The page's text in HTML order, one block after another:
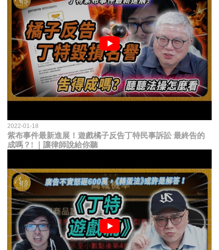
2022-01-18
紫布事件最新進展！遊戲橘子反告丁特民事訴訟 最終告的
成嗎？! ｜讓律師說給你聽